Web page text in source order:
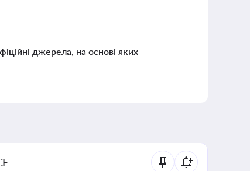
джерела, на основі яких